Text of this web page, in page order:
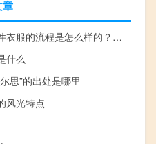
章
工厂制作一件衣服的流程是怎么样的？如何设计爆款衣服？
什么
思”的出处是哪里
风光特点